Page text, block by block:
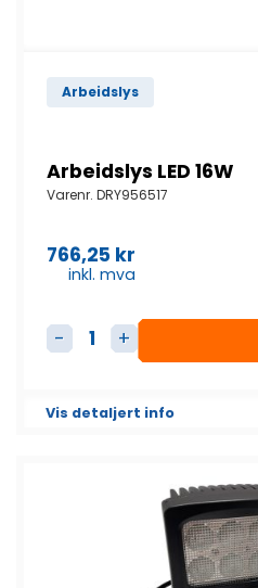
Arbeidslys
Arbeidslys LED 16W
Varenr. DRY956517
766,25 kr
inkl. mva
Arbeidslys LED 16W
Vis detaljert info